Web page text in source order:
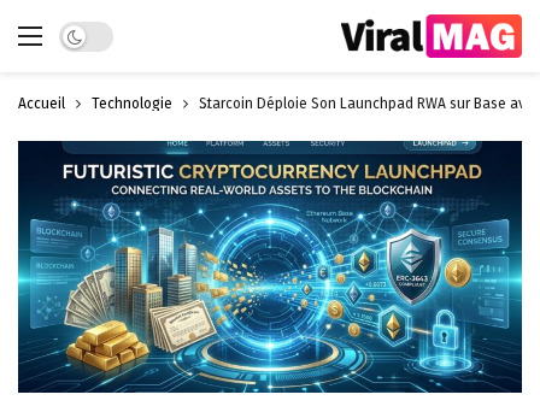
Dark mode
Accueil Technologie Starcoin Déploie Son Launchpad RWA sur Base avec